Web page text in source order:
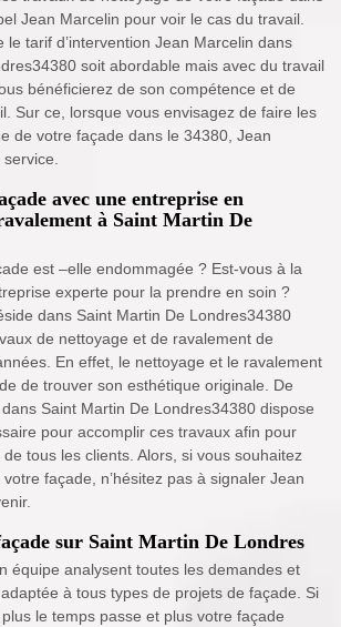
Jean Marcelin pour voir le cas du travail.
le tarif d’intervention Jean Marcelin dans
soit abordable mais avec du travail
bénéficierez de son compétence et de
Sur ce, lorsque vous envisagez de faire les
de votre façade dans le 34380, Jean
avec une entreprise en
à Saint Martin De
est –elle endommagée ? Est-vous à la
experte pour la prendre en soin ?
dans Saint Martin De Londres34380
de nettoyage et de ravalement de
En effet, le nettoyage et le ravalement
de trouver son esthétique originale. De
Saint Martin De Londres34380 dispose
pour accomplir ces travaux afin pour
tous les clients. Alors, si vous souhaitez
façade, n’hésitez pas à signaler Jean
sur Saint Martin De Londres
équipe analysent toutes les demandes et
à tous types de projets de façade. Si
le temps passe et plus votre façade